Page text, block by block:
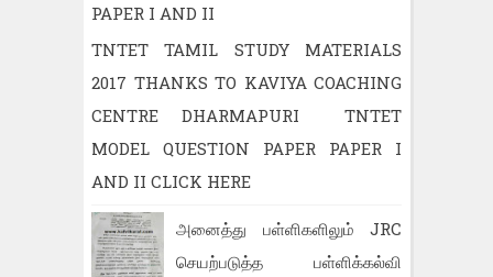
PAPER I AND II
TNTET TAMIL STUDY MATERIALS
2017 THANKS TO KAVIYA COACHING
CENTRE DHARMAPURI TNTET
MODEL QUESTION PAPER PAPER I
AND II CLICK HERE
அனைத்து பள்ளிகளிலும் JRC
செயற்படுத்த பள்ளிக்கல்வி